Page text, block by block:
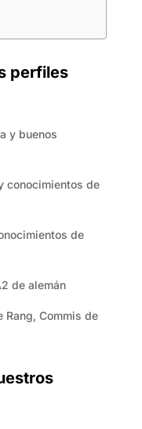
perfiles
y buenos
conocimientos de
de
de alemán
Rang, Commis de